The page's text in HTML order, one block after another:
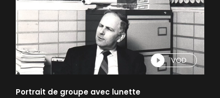
VOD
Portrait de groupe avec lunette